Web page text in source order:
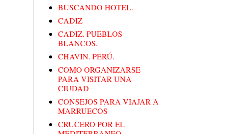
BUSCANDO HOTEL.
CADIZ
CADIZ. PUEBLOS
BLANCOS.
CHAVIN. PERÚ.
COMO ORGANIZARSE
PARA VISITAR UNA
CIUDAD
CONSEJOS PARA VIAJAR A
MARRUECOS
CRUCERO POR EL